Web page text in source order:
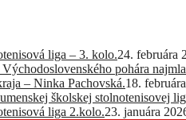
liga – 3. kolo.24. februára
pohára
– Ninka Pachovská.18.
školskej stolnotenisovej
liga 2.kolo.23. januára